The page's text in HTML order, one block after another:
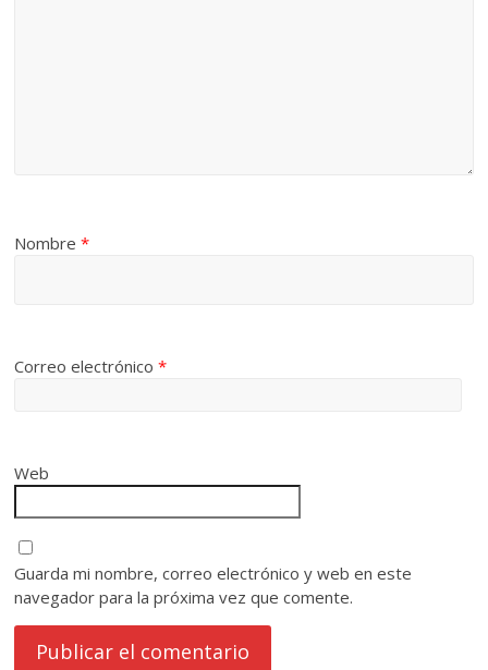
Nombre*
Correo electrónico*
Web
Guarda mi nombre, correo electrónico y web en este
navegador para la próxima vez que comente.